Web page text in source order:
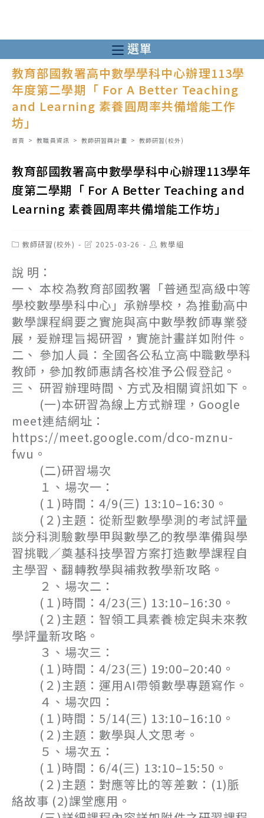
至
主
要
內
選單
教育部國教署高中數學學科中心辦理113學
年度第二學期「 For A Better Teaching
and Learning 素養圓周率共備增能工作
坊」
首頁 > 教職員資訊 > 教師研習與計畫 > 教師研習(校外)
教育部國教署高中數學學科中心辦理113學年
度第二學期「 For A Better Teaching and
Learning 素養圓周率共備增能工作坊」
Post教師研習(校外)
Post2025-03-26
Post教學組
說 明：
一、 本校為教育部國教署「普通型高級中等
學校數學學科中心」承辦學校，為推動高中
數學課程綱要之實施與高中數學教師專業發
展，爰辦理旨揭研習，實施計畫詳如附件。
二、 參加人員：全國各公私立高中職數學科
教師，參加教師惠請各校准予公假登記。
三、 研習辦理時間、方式及相關資訊如下。
(一)本研習為線上方式辦理，Google
meet連結網址：
https://meet.google.com/dco-mznu-
fwu。
(二)研習場次
１、場次一：
(１)時間：4/9(三) 13:10–16:30。
(２)主題：從新型數學學測的考試評量
談分科測驗數學甲與數學乙的教學準備與學
習挑戰／奠基科技學習方案打造數學課程自
主學習、翻轉教學與補救教學新攻略。
２、場次二：
(１)時間：4/23(三) 13:10–16:30。
(２)主題：智領工具素養檢定與未來教
學評量新攻略。
３、場次三：
(１)時間：4/23(三) 19:00–20:40。
(２)主題：運用AI帶領數學專題寫作。
４、場次四：
(１)時間：5/14(三) 13:10–16:10。
(２)主題：數學與人文思考。
５、場次五：
(１)時間：6/4(三) 13:10–15:50。
(２)主題：對應等比的等差數：(1)脈
絡故事 (2)課堂應用。